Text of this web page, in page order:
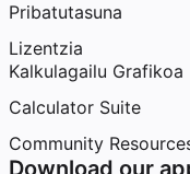
Pribatutasuna
Lizentzia
Kalkulagailu Grafikoa
Calculator Suite
Community
Download our